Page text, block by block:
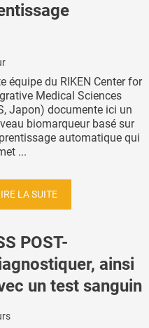
équipe du RIKEN Center for
Medical Sciences
Japon) documente ici un
biomarqueur basé sur
automatique qui
...
LA SUITE
POST-
ainsi
un test sanguin